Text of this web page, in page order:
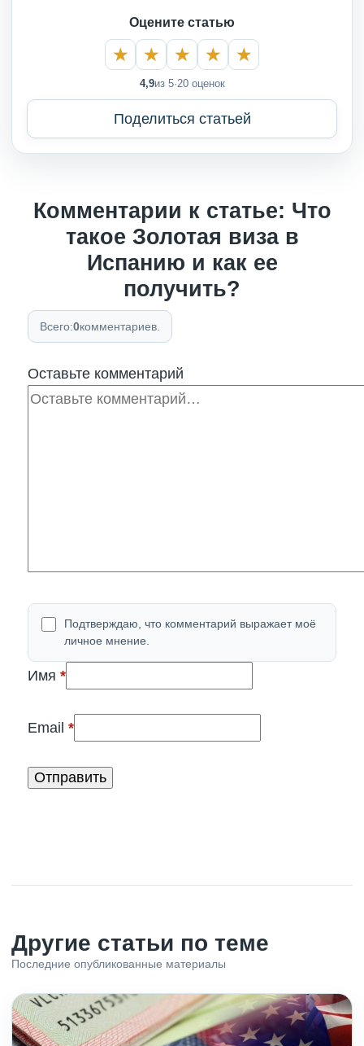
Оцените статью
4,9из 5·20 оценок
Поделиться статьей
Комментарии к статье: Что
такое Золотая виза в
Испанию и как ее
получить?
Всего:0комментариев.
Оставьте комментарий
Комментарий
Подтверждаю, что комментарий выражает моё
личное мнение.
Имя *(обязательно)
Email *(обязательно)
Другие статьи по теме
Последние опубликованные материалы